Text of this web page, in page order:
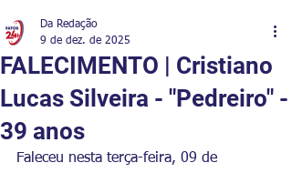
FALECIMENTO | Cristiano
Lucas Silveira - "Pedreiro" -
39 anos
Da Redação
9 de dez. de 2025
Faleceu nesta terça-feira, 09 de